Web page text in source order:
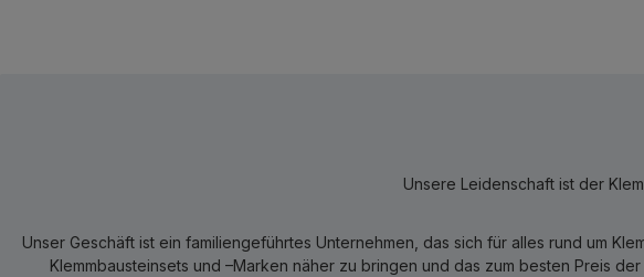
Unsere Leidenschaft ist der
Unser Geschäft ist ein familiengeführtes Unternehmen, das sich für alles rund um
Klemmbausteinsets und –Marken näher zu bringen und das zum besten Preis